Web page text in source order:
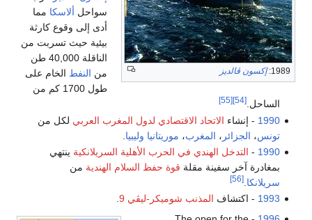
1989: إكسون ڤالديز
سواحل ألاسكا مما
أدى إلى وقوع كارثة
بيئية حيث تسربت من
الناقلة 40,000 طن
من النفط الخام على
طول 1700 كم من
الساحل.[54]
[55]
1990 - إنشاء الاتحاد الاقتصادي لدول المغرب العربي لكل من
تونس، الجزائر ، المغرب، موريتانيا وليبيا
1990
- التدخل الهندي في الحرب الأهلية السريلانكية ينتهي
بمغادرة آخر سفينة مقلة قوة حفظ السلام الهندية من
سريلانكا .
[56]
1993 - اكتشاف المذنب شوميكر-ليڤي 9 .